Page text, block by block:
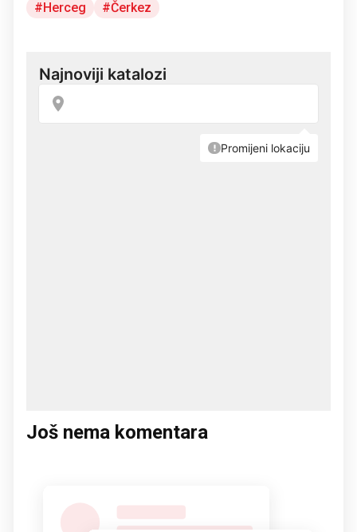
Herceg Čerkez
Još nema komentara